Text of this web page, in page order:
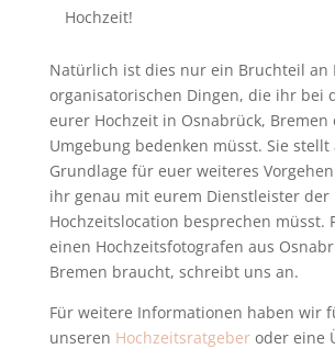
Hochzeit!
Natürlich ist dies nur ein Bruchteil an
organisatorischen Dingen, die ihr bei
eurer Hochzeit in Osnabrück, Bremen
Umgebung bedenken müsst. Sie
Grundlage für euer weiteres
ihr genau mit eurem Dienstleister der
Hochzeitslocation besprechen müsst.
einen Hochzeitsfotografen aus
Bremen braucht, schreibt uns an.
Für weitere Informationen haben wir
unseren Hochzeitsratgeberoder eine